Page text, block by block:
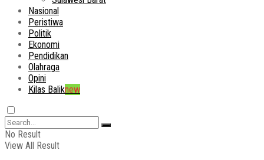
Nasional
Peristiwa
Politik
Ekonomi
Pendidikan
Olahraga
Opini
Kilas Baliknew
No Result
View All Result